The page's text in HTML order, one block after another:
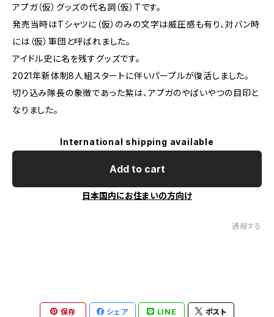
アプガ（仮）グッズの代名詞（仮）Tです。
発売当時はTシャツに（仮）のみの文字は威圧感も有り、対バン時
には（仮）軍団と呼ばれました。
アイドル史に名を残すグッズです。
2021年新体制8人組スタートに伴いパープルが復活しました。
切り込み隊長の象徴であった紫は、アプガのやばいやつの目印と
なりました。
International shipping available
Add to cart
日本国内にお住まいの方向け
通報する
保存 シェア LINE ポスト